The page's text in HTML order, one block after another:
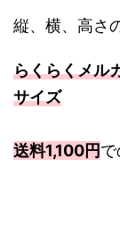
縦、横、高さ
らくらくメル
サイズ
送料1,100円で